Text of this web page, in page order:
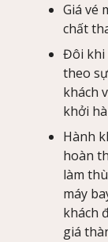
Giá vé
chất
Đôi khi
theo
khách
khởi
Hành
hoàn
làm
máy
khách
giá